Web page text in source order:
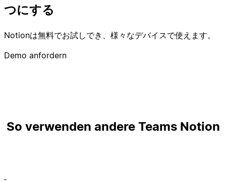
つにする
Notionは無料でお試しでき、様々なデバイスで使えます。
Demo anfordern
So verwenden andere Teams Notion